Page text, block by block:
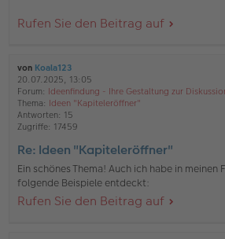
Rufen Sie den Beitrag auf
von Koala123
20.07.2025, 13:05
Forum: Ideenfindung - Ihre Gestaltung zur
Thema: Ideen "Kapiteleröffner"
Antworten: 15
Zugriffe: 17459
Re: Ideen "Kapiteleröffner"
Ein schönes Thema! Auch ich habe in
folgende Beispiele entdeckt:
Rufen Sie den Beitrag auf